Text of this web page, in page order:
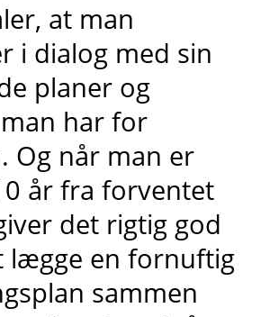
at man
i dialog med sin
planer og
har for
Og når man er
år fra forventet
det rigtig god
lægge en fornuftig
sammen